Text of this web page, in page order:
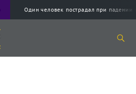
Один человек пострадал при